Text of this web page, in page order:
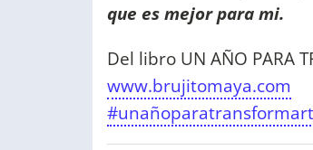
que es mejor para mi.
Del libro UN AÑO PARA
www.brujitomaya.com